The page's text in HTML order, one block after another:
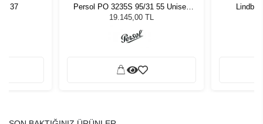
- 37
Persol PO 3235S 95/31 55 Unisex
Güneş Gözlüğü
19.145,00 TL